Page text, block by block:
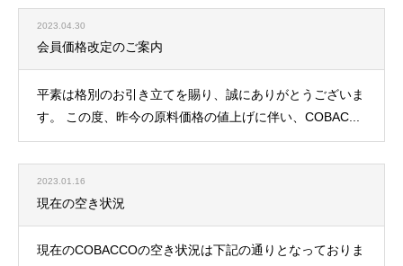
2023.04.30
会員価格改定のご案内
平素は格別のお引き立てを賜り、誠にありがとうございま
す。 この度、昨今の原料価格の値上げに伴い、COBAC...
2023.01.16
現在の空き状況
現在のCOBACCOの空き状況は下記の通りとなっておりま